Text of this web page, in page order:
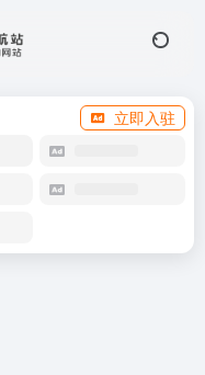
立即入驻